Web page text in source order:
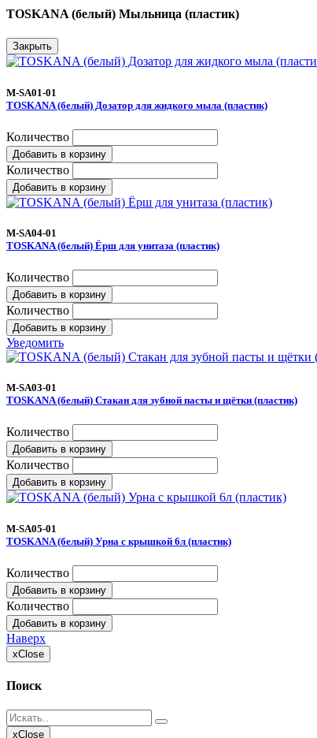
TOSKANA (белый) Мыльница (пластик)
Закрыть
M-SA01-01
TOSKANA (белый) Дозатор для жидкого мыла (пластик)
Количество
Добавить в корзину
Количество
Добавить в корзину
M-SA04-01
TOSKANA (белый) Ёрш для унитаза (пластик)
Количество
Добавить в корзину
Количество
Добавить в корзину
Уведомить
M-SA03-01
TOSKANA (белый) Стакан для зубной пасты и щётки (пластик)
Количество
Добавить в корзину
Количество
Добавить в корзину
M-SA05-01
TOSKANA (белый) Урна с крышкой 6л (пластик)
Количество
Добавить в корзину
Количество
Добавить в корзину
Наверх
xClose
Поиск
xClose